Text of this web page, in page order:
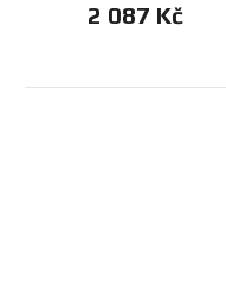
2 087 Kč